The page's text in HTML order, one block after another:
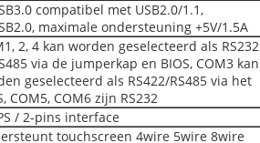
compatibel met USB2.0/1.1,
maximale ondersteuning +5V/1.5A
2, 4 kan worden geselecteerd als RS232
via de jumperkap en BIOS, COM3 kan
geselecteerd als RS422/RS485 via het
COM5, COM6 zijn RS232
/ 2-pins interface
touchscreen 4wire 5wire 8wire